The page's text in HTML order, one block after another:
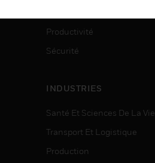
Productivité
Sécurité
INDUSTRIES
Santé Et Sciences De La Vie
Transport Et Logistique
Production